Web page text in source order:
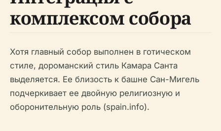
комплексом собора
Хотя главный собор выполнен в готическом
стиле, дороманский стиль Камара Санта
выделяется. Ее близость к башне Сан-Мигель
подчеркивает ее двойную религиозную и
оборонительную роль (spain.info).